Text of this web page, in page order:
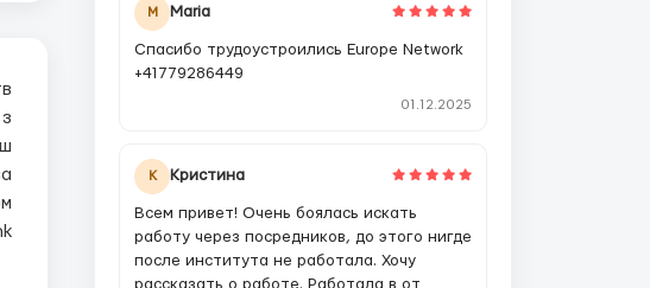
M Maria
Спасибо трудоустроились Europe Network
+41779286449
01.12.2025
К Кристина
Всем привет! Очень боялась искать
работу через посредников, до этого нигде
после института не работала. Хочу
рассказать о работе. Работала в от